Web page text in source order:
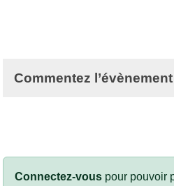
Commentez l’évènement
Connectez-vous pour pouvoir